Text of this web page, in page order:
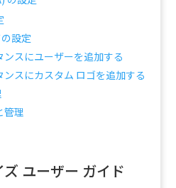
設定
スにユーザーを追加する
スにカスタム ロゴを追加する
管理
ユーザー ガイド